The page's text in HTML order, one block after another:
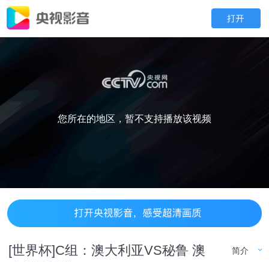
您所在的地区，暂不支持播放该视频
[世界杯]C组：澳大利亚VS秘鲁 澳
简介